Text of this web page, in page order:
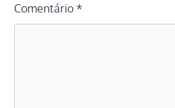
Comentário *